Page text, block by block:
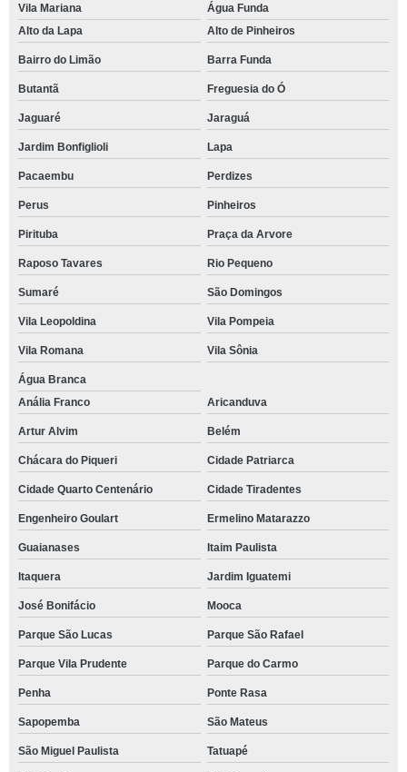
Vila Mariana
Água Funda
Alto da Lapa
Alto de Pinheiros
Bairro do Limão Barra Funda
Butantã Freguesia do Ó
Jaguaré Jaraguá
Jardim Bonfiglioli Lapa
Pacaembu Perdizes
Perus Pinheiros
Pirituba Praça da Arvore
Raposo Tavares Rio Pequeno
Sumaré São Domingos
Vila Leopoldina Vila Pompeia
Vila Romana Vila Sônia
Água Branca
Anália Franco
Aricanduva
Artur Alvim Belém
Chácara do Piqueri Cidade Patriarca
Cidade Quarto Centenário Cidade Tiradentes
Engenheiro Goulart Ermelino Matarazzo
Guaianases Itaim Paulista
Itaquera Jardim Iguatemi
José Bonifácio Mooca
Parque São Lucas Parque São Rafael
Parque Vila Prudente Parque do Carmo
Penha Ponte Rasa
Sapopemba São Mateus
São Miguel Paulista Tatuapé